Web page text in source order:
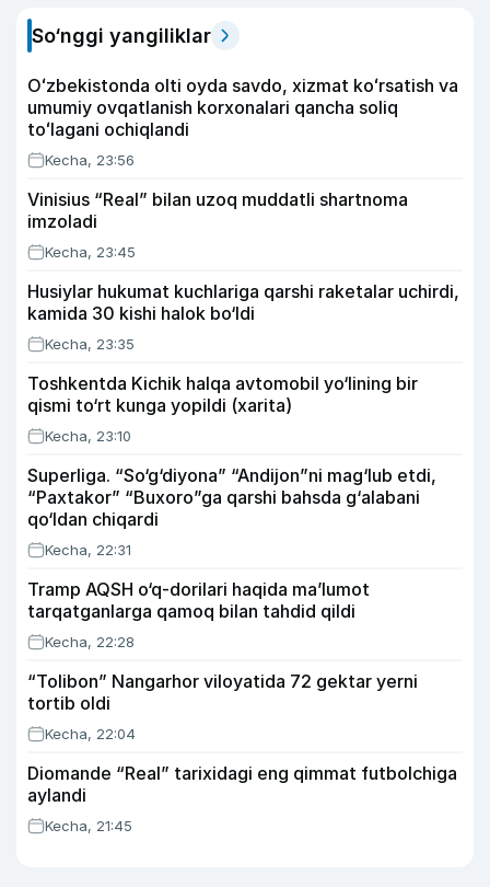
So‘nggi yangiliklar
Oʻzbekistonda olti oyda savdo, xizmat koʻrsatish va
umumiy ovqatlanish korxonalari qancha soliq
toʻlagani ochiqlandi
Kecha, 23:56
Vinisius “Real” bilan uzoq muddatli shartnoma
imzoladi
Kecha, 23:45
Husiylar hukumat kuchlariga qarshi raketalar uchirdi,
kamida 30 kishi halok bo‘ldi
Kecha, 23:35
Toshkentda Kichik halqa avtomobil yo‘lining bir
qismi to‘rt kunga yopildi (xarita)
Kecha, 23:10
Superliga. “So‘g‘diyona” “Andijon”ni mag‘lub etdi,
“Paxtakor” “Buxoro”ga qarshi bahsda g‘alabani
qo‘ldan chiqardi
Kecha, 22:31
Tramp AQSH o‘q-dorilari haqida ma’lumot
tarqatganlarga qamoq bilan tahdid qildi
Kecha, 22:28
“Tolibon” Nangarhor viloyatida 72 gektar yerni
tortib oldi
Kecha, 22:04
Diomande “Real” tarixidagi eng qimmat futbolchiga
aylandi
Kecha, 21:45